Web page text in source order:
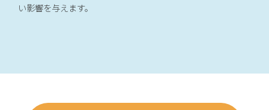
い影響を与えます。